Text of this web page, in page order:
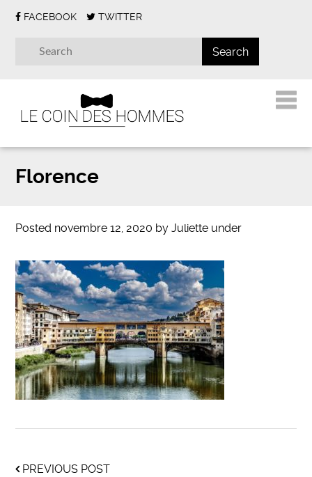
FACEBOOK TWITTER
Florence
Posted novembre 12, 2020 byJuliette under
PREVIOUS POST